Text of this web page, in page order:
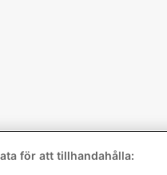
för att tillhandahålla: